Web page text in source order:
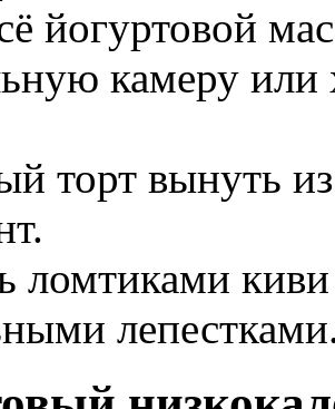
йогуртовой
камеру или
торт вынуть
ломтиками